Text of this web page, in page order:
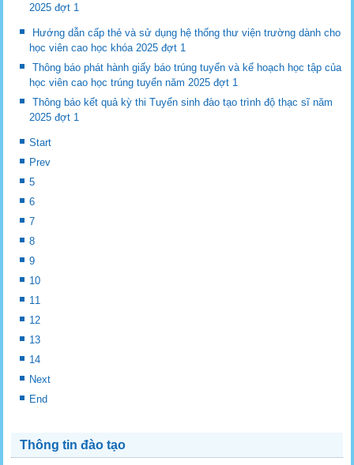
2025 đợt 1
Hướng dẫn cấp thẻ và sử dụng hệ thống thư viện trường dành cho
học viên cao học khóa 2025 đợt 1
Thông báo phát hành giấy báo trúng tuyển và kế hoạch học tập của
học viên cao học trúng tuyển năm 2025 đợt 1
Thông báo kết quả kỳ thi Tuyển sinh đào tạo trình độ thạc sĩ năm
2025 đợt 1
Start
Prev
5
6
7
8
9
10
11
12
13
14
Next
End
Thông tin đào tạo